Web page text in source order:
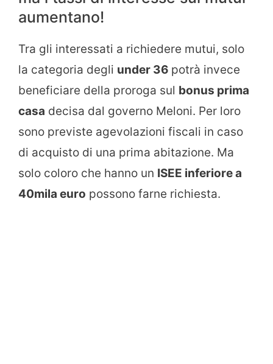
aumentano!
Tra gli interessati a richiedere mutui, solo
la categoria degli under 36 potrà invece
beneficiare della proroga sul bonus prima
casa decisa dal governo Meloni. Per loro
sono previste agevolazioni fiscali in caso
di acquisto di una prima abitazione. Ma
solo coloro che hanno un ISEE inferiore a
40mila euro possono farne richiesta.